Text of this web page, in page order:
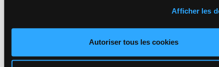
Afficher les
Autoriser tous les cookies
151'12"3- €59,827
F/72700m €59,827
3a 8a 3a 3a
0a 7a 8a Da